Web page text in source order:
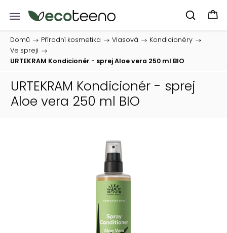
Domů / Přírodní kosmetika / Vlasová / Kondicionéry /
Ve spreji /
URTEKRAM Kondicionér - sprej Aloe vera 250 ml BIO
URTEKRAM Kondicionér - sprej
Aloe vera 250 ml BIO